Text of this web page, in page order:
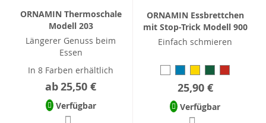
ORNAMIN Thermoschale
Modell 203
Längerer Genuss beim
Essen
In 8 Farben erhältlich
ab25,50 €
Verfügbar
ORNAMIN Essbrettchen
mit Stop-Trick Modell 900
Einfach schmieren
25,90 €
Verfügbar